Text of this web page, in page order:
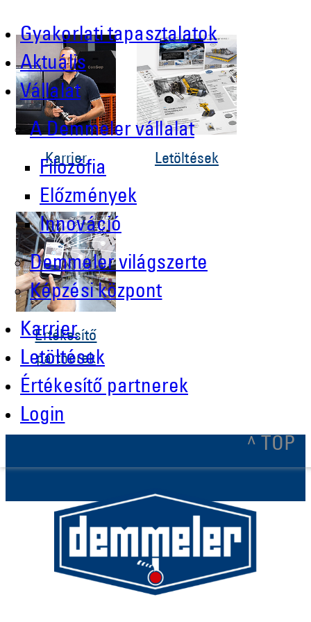
Gyakorlati tapasztalatok
Aktuális
Vállalat
A Demmeler vállalat
Filozófia
Előzmények
Innováció
Demmeler világszerte
Képzési központ
Karrier
Letöltések
Értékesítő partnerek
Login
Karrier Letöltések
Értékesítő
partnerek
^ TOP